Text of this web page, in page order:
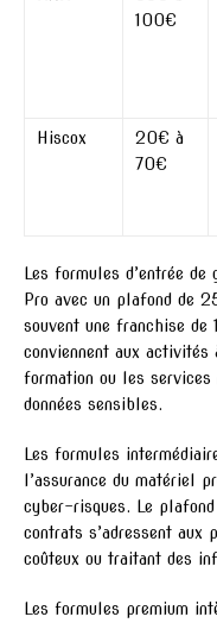
100€
Hiscox
20€ à
70€
Les formules d’entrée de
Pro avec un plafond
souvent une franchise
conviennent aux
formation ou les services
données sensibles.
Les formules
l’assurance du matériel
cyber-risques. Le
contrats s’adressent aux
coûteux ou traitant des
Les formules premium